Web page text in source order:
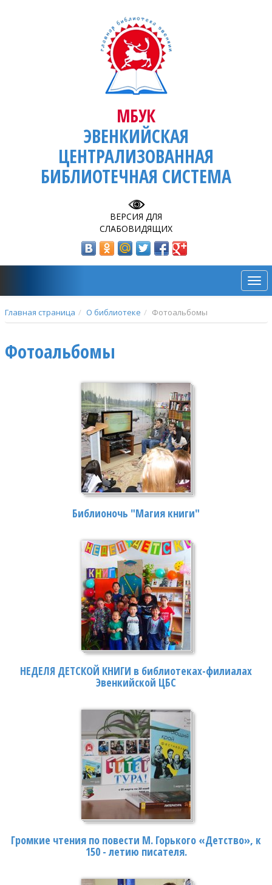
МБУК
ЭВЕНКИЙСКАЯ
ЦЕНТРАЛИЗОВАННАЯ
БИБЛИОТЕЧНАЯ СИСТЕМА
ВЕРСИЯ ДЛЯ
СЛАБОВИДЯЩИХ
Главная страница О библиотеке Фотоальбомы
Фотоальбомы
Библионочь "Магия книги"
НЕДЕЛЯ ДЕТСКОЙ КНИГИ в библиотеках-филиалах
Эвенкийской ЦБС
Громкие чтения по повести М. Горького «Детство», к
150 - летию писателя.